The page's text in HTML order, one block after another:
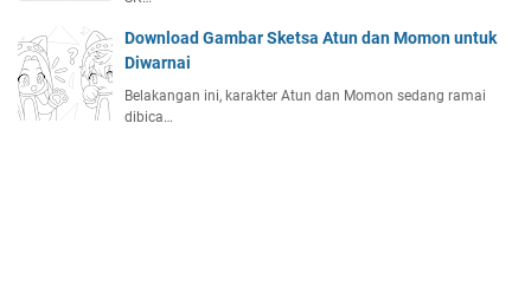
Download Gambar Sketsa Atun dan Momon untuk
Diwarnai
Belakangan ini, karakter Atun dan Momon sedang ramai
dibica…